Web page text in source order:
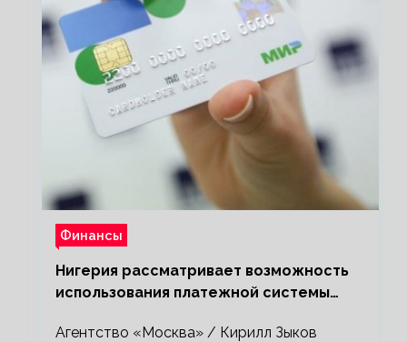
Финансы
Нигерия рассматривает возможность
использования платежной системы
Агентство «Москва» / Кирилл Зыков